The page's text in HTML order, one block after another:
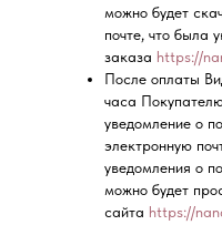
можно будет
почте, что была
заказа https://
После оплаты
часа
уведомление о
электронную
уведомления о
можно будет
сайта https://